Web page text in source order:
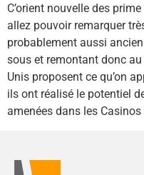
C’orient nouvelle des
allez pouvoir remarquer
probablement aussi
sous et remontant donc
Unis proposent ce qu’on
ils ont réalisé le potentiel
amenées dans les